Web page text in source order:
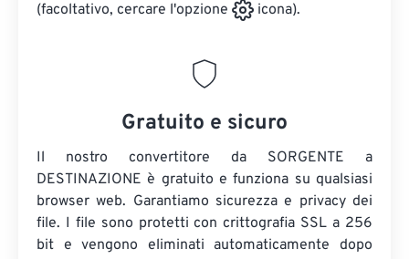
(facoltativo, cercare l'opzione
icona).
Gratuito e sicuro
Il nostro convertitore da SORGENTE a
DESTINAZIONE è gratuito e funziona su qualsiasi
browser web. Garantiamo sicurezza e privacy dei
file. I file sono protetti con crittografia SSL a 256
bit e vengono eliminati automaticamente dopo